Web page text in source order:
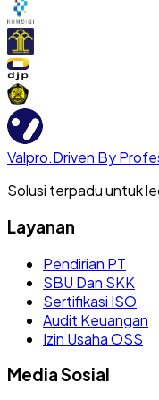
Valpro.Driven By
Solusi terpadu untuk
Layanan
Pendirian PT
SBU Dan SKK
Sertifikasi ISO
Audit Keuangan
Izin Usaha OSS
Media Sosial